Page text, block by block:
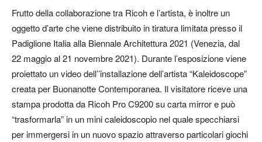
Frutto della collaborazione tra Ricoh e l’artista, è inoltre un
oggetto d’arte che viene distribuito in tiratura limitata presso il
Padiglione Italia alla Biennale Architettura 2021 (Venezia, dal
22 maggio al 21 novembre 2021). Durante l’esposizione viene
proiettato un video dell’’installazione dell’artista “Kaleidoscope”
creata per Buonanotte Contemporanea. Il visitatore riceve una
stampa prodotta da Ricoh Pro C9200 su carta mirror e può
“trasformarla” in un mini caleidoscopio nel quale specchiarsi
per immergersi in un nuovo spazio attraverso particolari giochi